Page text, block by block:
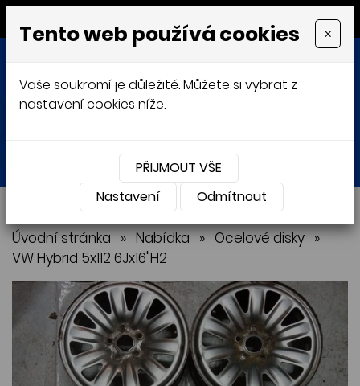
MENU
Přihlásit Košík
NABÍDKA
Úvodní stránka » Nabídka » Ocelové disky »
VW Hybrid 5x112 6Jx16"H2
Tento web používá cookies ×
Vaše soukromí je důležité. Můžete si vybrat z
nastavení cookies níže.
PŘIJMOUT VŠE
Nastavení
Odmítnout